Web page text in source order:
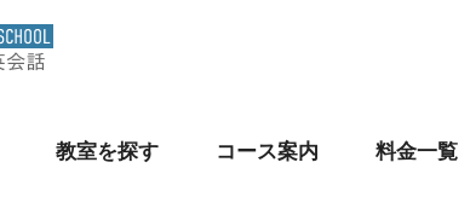
教室を探す コース案内 料金一覧